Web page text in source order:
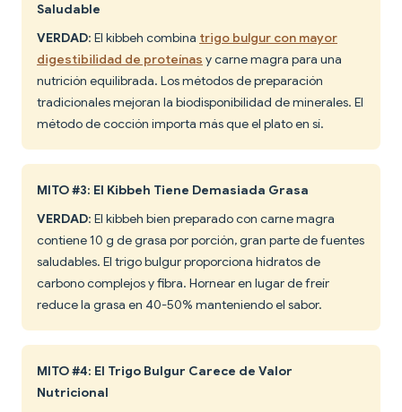
Saludable
VERDAD: El kibbeh combina trigo bulgur con mayor
digestibilidad de proteínas y carne magra para una
nutrición equilibrada. Los métodos de preparación
tradicionales mejoran la biodisponibilidad de minerales. El
método de cocción importa más que el plato en sí.
MITO #3: El Kibbeh Tiene Demasiada Grasa
VERDAD: El kibbeh bien preparado con carne magra
contiene 10 g de grasa por porción, gran parte de fuentes
saludables. El trigo bulgur proporciona hidratos de
carbono complejos y fibra. Hornear en lugar de freír
reduce la grasa en 40-50% manteniendo el sabor.
MITO #4: El Trigo Bulgur Carece de Valor
Nutricional